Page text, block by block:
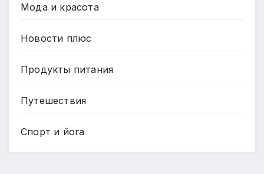
Мода и красота
Новости плюс
Продукты питания
Путешествия
Спорт и йога